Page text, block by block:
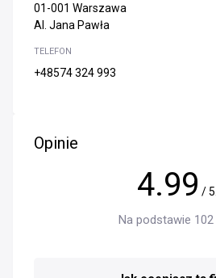
01-001 Warszawa
Al. Jana Pawła
TELEFON
+48574 324 993
Opinie
4.99 /
Na podstawie